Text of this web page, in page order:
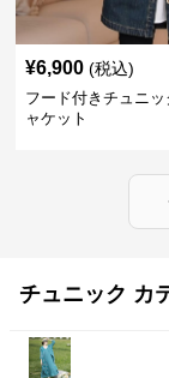
¥6,900 (税込)
フード付きチュニ
ャケット
チュニック カ